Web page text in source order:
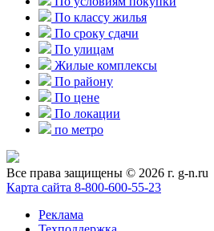
По классу жилья
По сроку сдачи
По улицам
Жилые комплексы
По району
По цене
По локации
по метро
Все права защищены © 2026 г. g-n.ru
Карта сайта 8-800-600-55-23
Реклама